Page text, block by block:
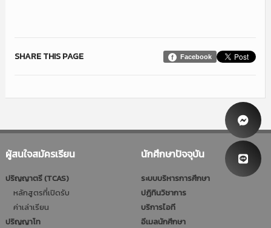
Facebook
SHARE THIS PAGE
ผู้สนใจสมัครเรียน
ปริญญาตรี (TCAS)
หลักสูตรที่เปิดรับ
ค่าเล่าเรียน
ปริญญาโท
นักศึกษาปัจจุบัน
ระบบบริหารการศึกษา
ปฎิทินวิชาการ
บริการไอที
อีเมลนักศึกษา